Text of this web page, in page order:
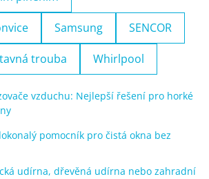
Samsung SENCOR
trouba Whirlpool
vzduchu: Nejlepší řešení pro horké
pomocník pro čistá okna bez
udírna, dřevěná udírna nebo zahradní